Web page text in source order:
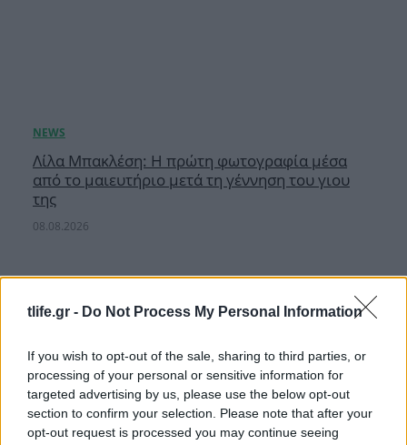
tlife.gr - Do Not Process My Personal Information
If you wish to opt-out of the sale, sharing to third parties, or
processing of your personal or sensitive information for
targeted advertising by us, please use the below opt-out
section to confirm your selection. Please note that after your
opt-out request is processed you may continue seeing
Λίλα Μπακλέση: Η πρώτη φωτογραφία μέσα
από το μαιευτήριο μετά τη γέννηση του γιου
της
08.08.2026